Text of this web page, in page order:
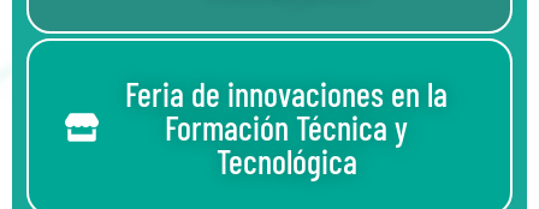
Feria de innovaciones en la
Formación Técnica y
Tecnológica